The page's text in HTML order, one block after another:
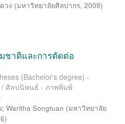
วง (มหาวิทยาลัยศิลปากร, 2009)
ชาติและการตัดต่อ
(Bachelor's degree) -
/ ศิลปนิพนธ์ - ภาพพิมพ์
; Waritha Songtuan (มหาวิทยาลัย
)